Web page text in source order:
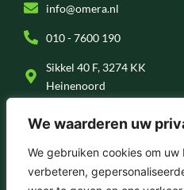
We waarderen uw
We gebruiken cookies om
verbeteren,
info@omera.nl
010 - 7600 190
Sikkel 40 F, 3274 KK
Heinenoord
F
I
T
Y